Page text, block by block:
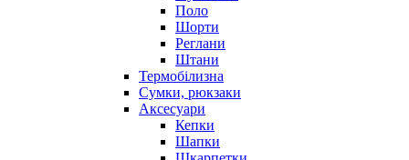
Поло
Шорти
Реглани
Штани
Термобілизна
Сумки, рюкзаки
Аксесуари
Кепки
Шапки